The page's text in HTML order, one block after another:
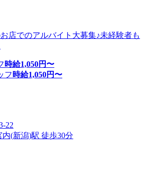
店でのアルバイト大募集♪未経験者も
時給1,050円〜
フ 時給1,050円〜
22
(新潟)駅 徒歩30分